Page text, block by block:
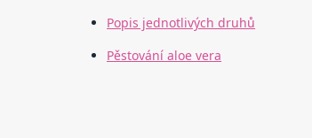
Popis jednotlivých druhů
Pěstování aloe vera